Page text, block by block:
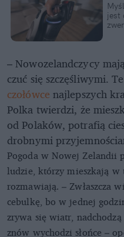
jest
– Nowozelandczycy
czuć się szczęśliwymi.
czołówce najlepszych
Polka twierdzi, że
od Polaków, potrafią
drobnymi
Pogoda w Nowej Zelandii
ludzie, którzy mieszkają
rozmawiają. – Zwłaszcza
cebulkę, bo w jednej
zrywa się wiatr,
znów wychodzi słońce –